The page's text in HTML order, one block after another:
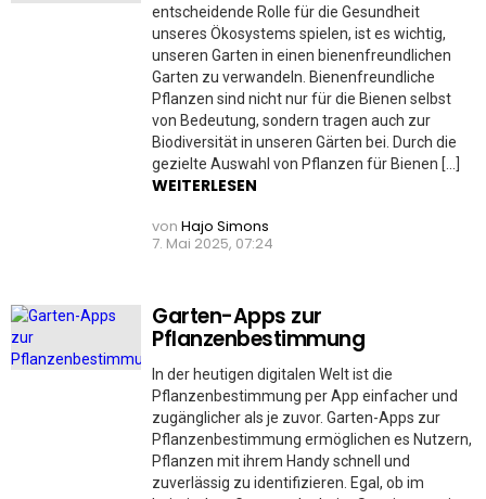
entscheidende Rolle für die Gesundheit
unseres Ökosystems spielen, ist es wichtig,
unseren Garten in einen bienenfreundlichen
Garten zu verwandeln. Bienenfreundliche
Pflanzen sind nicht nur für die Bienen selbst
von Bedeutung, sondern tragen auch zur
Biodiversität in unseren Gärten bei. Durch die
gezielte Auswahl von Pflanzen für Bienen […]
WEITERLESEN
von Hajo Simons
7. Mai 2025, 07:24
Garten-Apps zur
Pflanzenbestimmung
In der heutigen digitalen Welt ist die
Pflanzenbestimmung per App einfacher und
zugänglicher als je zuvor. Garten-Apps zur
Pflanzenbestimmung ermöglichen es Nutzern,
Pflanzen mit ihrem Handy schnell und
zuverlässig zu identifizieren. Egal, ob im